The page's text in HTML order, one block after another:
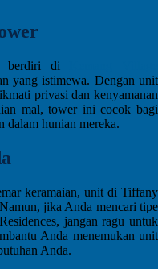
berdiri di
yang istimewa. Dengan unit
privasi dan kenyamanan
mal, tower ini cocok bagi
dalam hunian mereka.
keramaian, unit di Tiffany
jika Anda mencari tipe
jangan ragu untuk
Anda menemukan unit
Anda.